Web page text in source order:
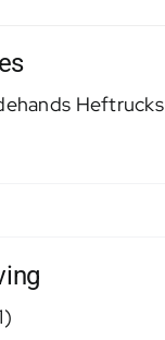
Heftrucks